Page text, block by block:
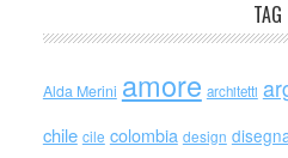
TAG
Alda Merini amore architetti
chile cile colombia design